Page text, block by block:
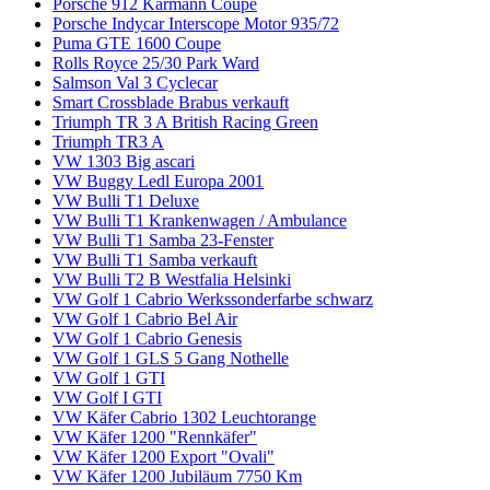
Porsche 912 Karmann Coupe
Porsche Indycar Interscope Motor 935/72
Puma GTE 1600 Coupe
Rolls Royce 25/30 Park Ward
Salmson Val 3 Cyclecar
Smart Crossblade Brabus verkauft
Triumph TR 3 A British Racing Green
Triumph TR3 A
VW 1303 Big ascari
VW Buggy Ledl Europa 2001
VW Bulli T1 Deluxe
VW Bulli T1 Krankenwagen / Ambulance
VW Bulli T1 Samba 23-Fenster
VW Bulli T1 Samba verkauft
VW Bulli T2 B Westfalia Helsinki
VW Golf 1 Cabrio Werkssonderfarbe schwarz
VW Golf 1 Cabrio Bel Air
VW Golf 1 Cabrio Genesis
VW Golf 1 GLS 5 Gang Nothelle
VW Golf 1 GTI
VW Golf I GTI
VW Käfer Cabrio 1302 Leuchtorange
VW Käfer 1200 "Rennkäfer"
VW Käfer 1200 Export "Ovali"
VW Käfer 1200 Jubiläum 7750 Km